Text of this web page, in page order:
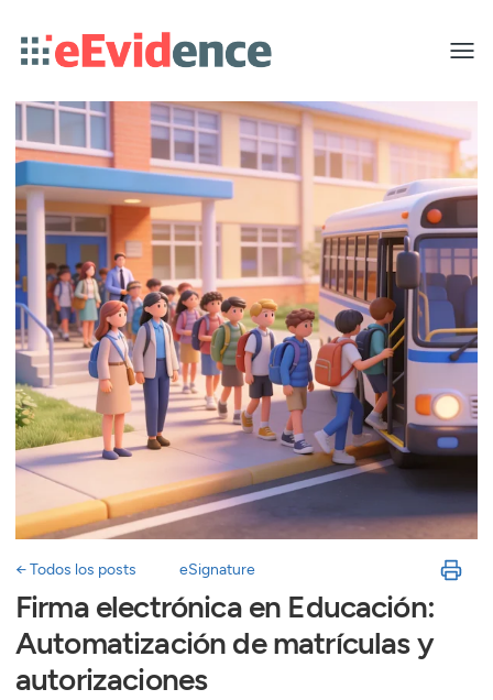
menu
← Todos los posts eSignature
Firma electrónica en Educación:
Automatización de matrículas y
autorizaciones